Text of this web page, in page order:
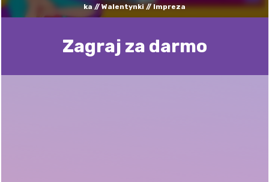
ka
Walentynki Impreza
Zagraj za darmo